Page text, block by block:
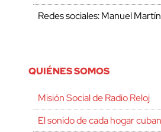
Redes sociales: Manuel
QUIÉNES SOMOS
Misión Social de Radio Reloj
El sonido de cada hogar